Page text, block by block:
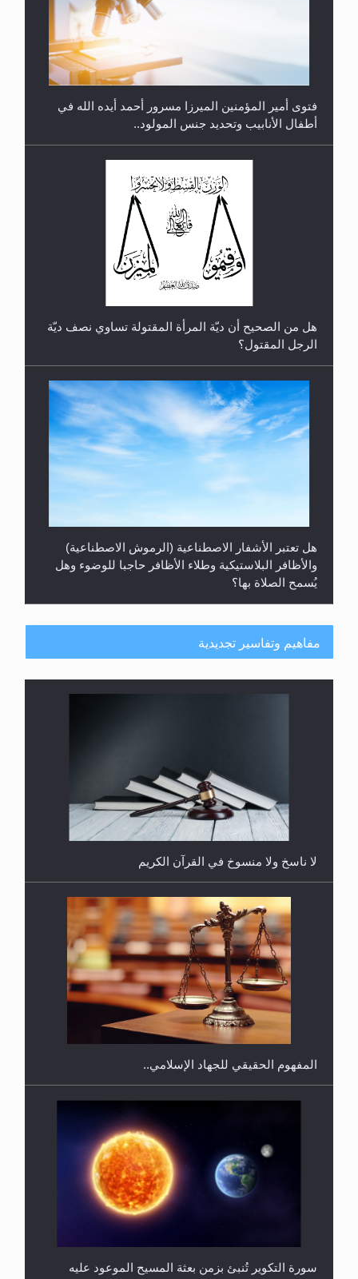
رأيٌ في لغة المسيح الموعود عليه السلام.. 4...
فتوى أمير المؤمنين الميرزا مسرور أحمد أيده الله في
أطفال الأنابيب وتحديد جنس المولود..
الرجل المقتول؟
والأظافر البلاستيكية وطلاء الأظافر حاجبا للوضوء وهل
يُسمح الصلاة بها؟
هل يجوز فتح مشروع كوافير نسائي للمحجبات وغير
المحجبات؟
مفاهيم وتفاسير تجديدية
لا ناسخ ولا منسوخ في القرآن الكريم
المفهوم الحقيقي للجهاد الإسلامي..